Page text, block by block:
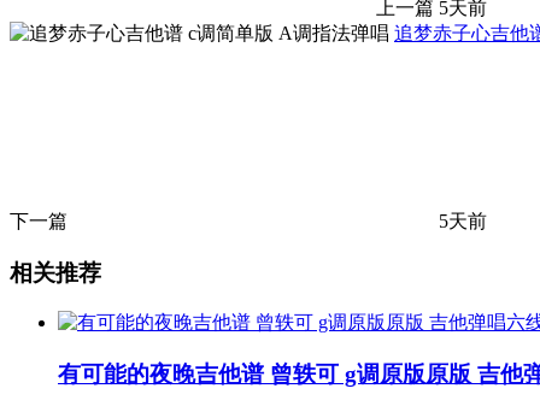
上一篇 5天前
追梦赤子心吉他
下一篇 5天前
相关推荐
有可能的夜晚吉他谱 曾轶可 g调原版原版 吉他